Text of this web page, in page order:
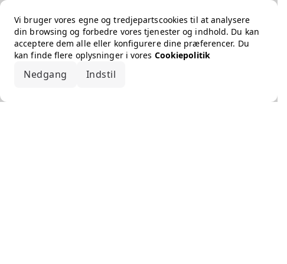
Vi bruger vores egne og tredjepartscookies til at analysere
din browsing og forbedre vores tjenester og indhold. Du kan
acceptere dem alle eller konfigurere dine præferencer. Du
kan finde flere oplysninger i vores Cookiepolitik
Nedgang Indstil